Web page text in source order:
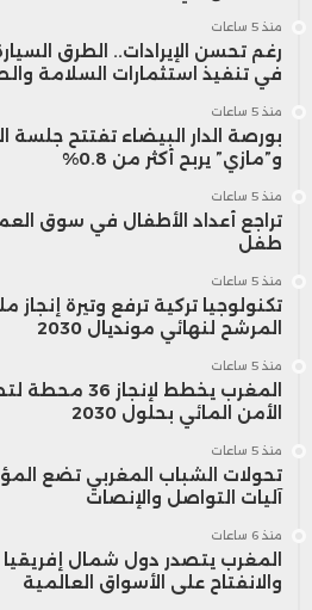
منذ 5 ساعات
رغم تحسن الإيرادات.. الطرق
في تنفيذ استثمارات السلامة
منذ 5 ساعات
بورصة الدار البيضاء تفتتح جلسة
و”مازي” يربح أكثر من 0.8%
منذ 5 ساعات
طفل
منذ 5 ساعات
تكنولوجيا تركية ترفع وتيرة
المرشح لنهائي مونديال 2030
منذ 5 ساعات
المغرب يخطط
الأمن المائي بحلول 2030
منذ 5 ساعات
تحولات الشباب المغربي تضع
آليات التواصل والإنصات
منذ 6 ساعات
المغرب يتصدر دول شمال إفريقيا
والانفتاح على الأسواق العالمية